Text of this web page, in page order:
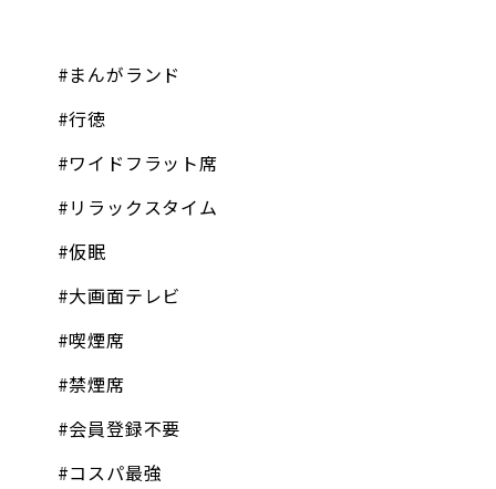
#まんがランド
#行徳
#ワイドフラット席
#リラックスタイム
#仮眠
#大画面テレビ
#喫煙席
#禁煙席
#会員登録不要
#コスパ最強